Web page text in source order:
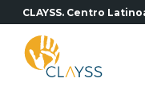
Saltar
al
contenido
CLAYSS. Centro